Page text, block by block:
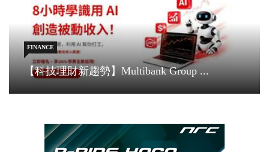
FINANCE
【科技理財新趨勢】Multibank Group ...